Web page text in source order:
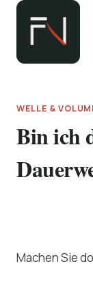
Zum
springen
WELLE &
Bin ich
Machen Sie